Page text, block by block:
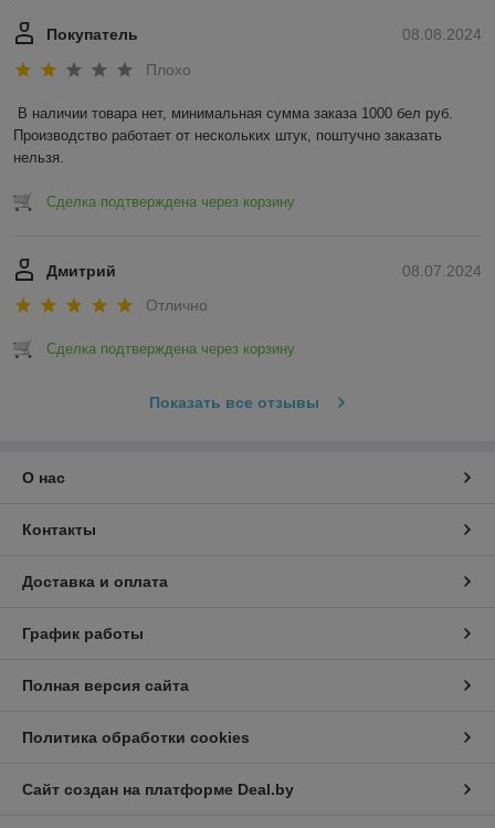
08.08.2024
Покупатель
Плохо
В наличии товара нет, минимальная сумма заказа 1000 бел руб.
Производство работает от нескольких штук, поштучно заказать
нельзя.
Сделка подтверждена через корзину
08.07.2024
Дмитрий
Отлично
Сделка подтверждена через корзину
Показать все отзывы
О нас
Контакты
Доставка и оплата
График работы
Полная версия сайта
Политика обработки cookies
Сайт создан на платформе Deal.by